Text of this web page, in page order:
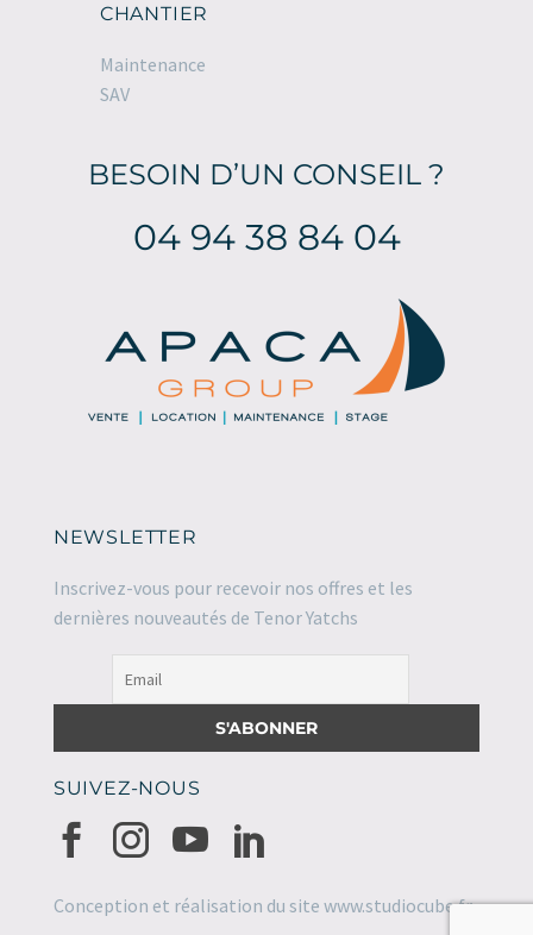
CHANTIER
Maintenance
SAV
BESOIN D’UN CONSEIL ?
04 94 38 84 04
NEWSLETTER
Inscrivez-vous pour recevoir nos offres et les
dernières nouveautés de Tenor Yatchs
SUIVEZ-NOUS
Conception et réalisation du site www.studiocube.fr